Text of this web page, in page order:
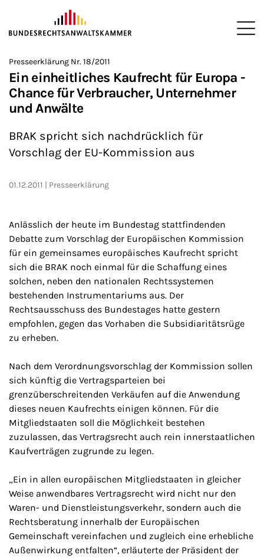
ZUM HAUPTINHALT SPRINGEN
Sie befinden sich hier:
>
Startseite
>
Presse
>
Presseerklärungen
Presseerklärung Nr. 18/2011
Ein einheitliches Kaufrecht für Europa -
Chance für Verbraucher, Unternehmer
und Anwälte
BRAK spricht sich nachdrücklich für
Vorschlag der EU-Kommission aus
01.12.2011 Presseerklärung
Anlässlich der heute im Bundestag stattfindenden
Debatte zum Vorschlag der Europäischen Kommission
für ein gemeinsames europäisches Kaufrecht spricht
sich die BRAK noch einmal für die Schaffung eines
solchen, neben den nationalen Rechtssystemen
bestehenden Instrumentariums aus. Der
Rechtsausschuss des Bundestages hatte gestern
empfohlen, gegen das Vorhaben die Subsidiaritätsrüge
zu erheben.
Nach dem Verordnungsvorschlag der Kommission sollen
sich künftig die Vertragsparteien bei
grenzüberschreitenden Verkäufen auf die Anwendung
dieses neuen Kaufrechts einigen können. Für die
Mitgliedstaaten soll die Möglichkeit bestehen
zuzulassen, das Vertragsrecht auch rein innerstaatlichen
Kaufverträgen zugrunde zu legen.
„Ein in allen europäischen Mitgliedstaaten in gleicher
Weise anwendbares Vertragsrecht wird nicht nur den
Waren- und Dienstleistungsverkehr, sondern auch die
Rechtsberatung innerhalb der Europäischen
Gemeinschaft vereinfachen und zugleich eine erhebliche
Außenwirkung entfalten“, erläuterte der Präsident der